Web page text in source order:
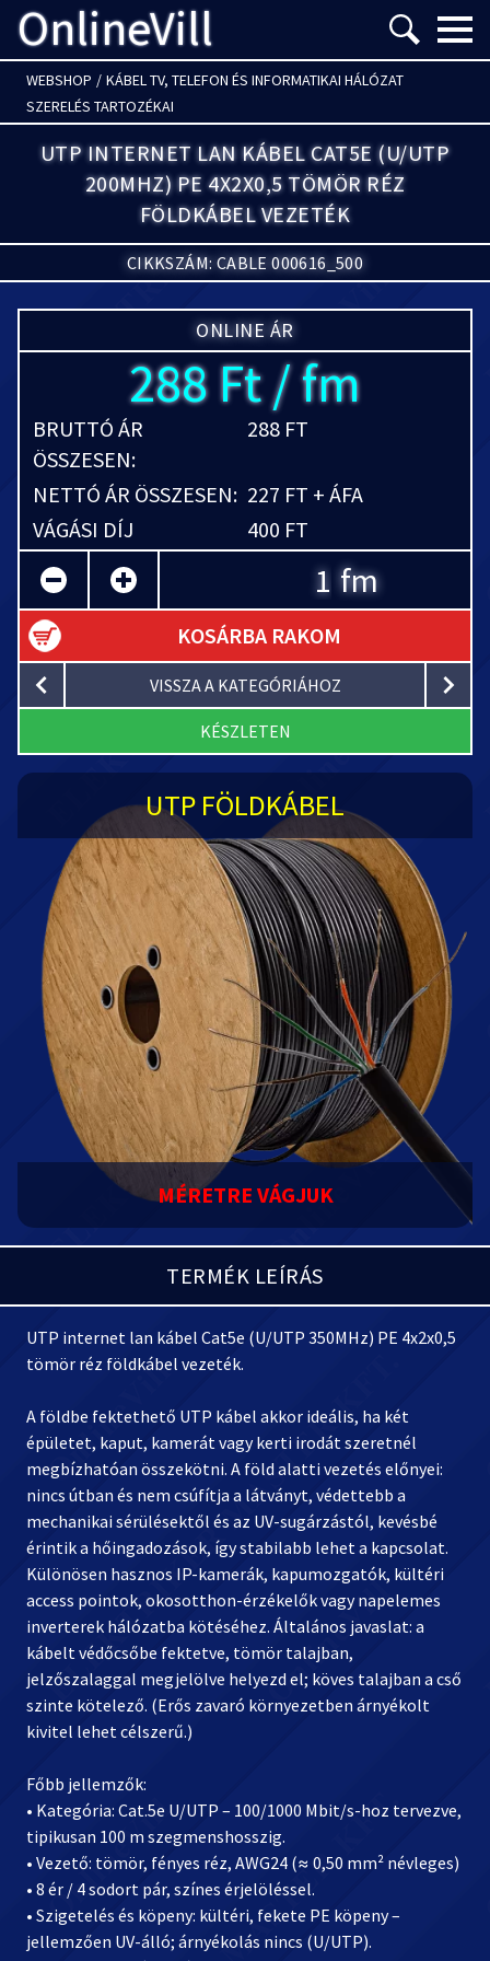
OnlineVill Menü
WEBSHOP / KÁBEL TV, TELEFON ÉS INFORMATIKAI HÁLÓZAT
SZERELÉS TARTOZÉKAI
UTP INTERNET LAN KÁBEL CAT5E (U/UTP
200MHZ) PE 4X2X0,5 TÖMÖR RÉZ
FÖLDKÁBEL VEZETÉK
CIKKSZÁM: CABLE 000616_500
ONLINE ÁR
288 Ft / fm
BRUTTÓ ÁR
ÖSSZESEN:
288 FT
NETTÓ ÁR ÖSSZESEN: 227 FT + ÁFA
VÁGÁSI DÍJ
400 FT
fm
KOSÁRBA RAKOM
VISSZA A KATEGÓRIÁHOZ
KÉSZLETEN
UTP FÖLDKÁBEL
MÉRETRE VÁGJUK
TERMÉK LEÍRÁS
UTP internet lan kábel Cat5e (U/UTP 350MHz) PE 4x2x0,5
tömör réz földkábel vezeték.
A földbe fektethető UTP kábel akkor ideális, ha két
épületet, kaput, kamerát vagy kerti irodát szeretnél
megbízhatóan összekötni. A föld alatti vezetés előnyei:
nincs útban és nem csúfítja a látványt, védettebb a
mechanikai sérülésektől és az UV-sugárzástól, kevésbé
érintik a hőingadozások, így stabilabb lehet a kapcsolat.
Különösen hasznos IP-kamerák, kapumozgatók, kültéri
access pointok, okosotthon-érzékelők vagy napelemes
inverterek hálózatba kötéséhez. Általános javaslat: a
kábelt védőcsőbe fektetve, tömör talajban,
jelzőszalaggal megjelölve helyezd el; köves talajban a cső
szinte kötelező. (Erős zavaró környezetben árnyékolt
kivitel lehet célszerű.)
Főbb jellemzők:
• Kategória: Cat.5e U/UTP – 100/1000 Mbit/s-hoz tervezve,
tipikusan 100 m szegmenshosszig.
• Vezető: tömör, fényes réz, AWG24 (≈ 0,50 mm² névleges)
• 8 ér / 4 sodort pár, színes érjelöléssel.
• Szigetelés és köpeny: kültéri, fekete PE köpeny –
jellemzően UV-álló; árnyékolás nincs (U/UTP).